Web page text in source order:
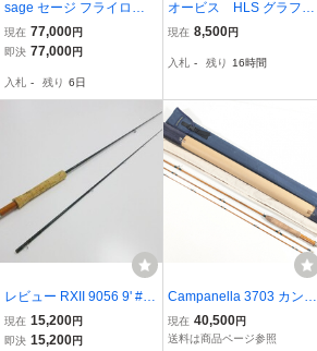
sage セージ フライロッ
ド X 7110-4 やや傷や汚れ
あり
現在 77,000円
即決 77,000円
入札 - 残り 6日
オービス HLS グラファ
イトGRAPHITE フライロ
現在 8,500円
入札 - 残り 16時間
レビュー RXII 9056 9' #5-
6 ／管理AW1135／35
現在 15,200円
即決 15,200円
Campanella 3703 カンパ
ネラ フライロッド 7ft 0in
#3 ケース付き_0JR_D07
現在 40,500円
送料は商品ページ参照